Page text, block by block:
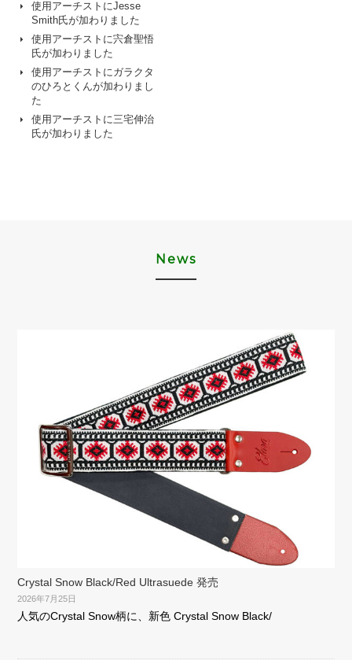
使用アーチストにJesse
Smith氏が加わりました
使用アーチストに宍倉聖悟
氏が加わりました
使用アーチストにガラクタ
のひろとくんが加わりまし
た
使用アーチストに三宅伸治
氏が加わりました
News
Crystal Snow Black/Red Ultrasuede 発売
2026年7月25日
人気のCrystal Snow柄に、新色 Crystal Snow Black/